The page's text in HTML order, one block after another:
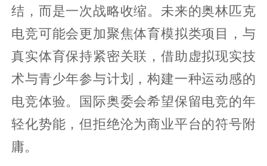
结，而是一次战略收缩。未来的奥林匹克
电竞可能会更加聚焦体育模拟类项目，与
真实体育保持紧密关联，借助虚拟现实技
术与青少年参与计划，构建一种运动感的
电竞体验。国际奥委会希望保留电竞的年
轻化势能，但拒绝沦为商业平台的符号附
庸。